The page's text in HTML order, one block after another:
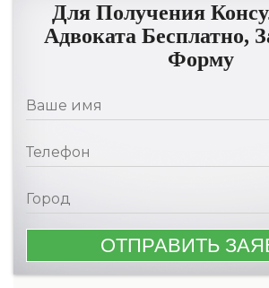
Для Получения
Адвоката Бесплатно,
Форму